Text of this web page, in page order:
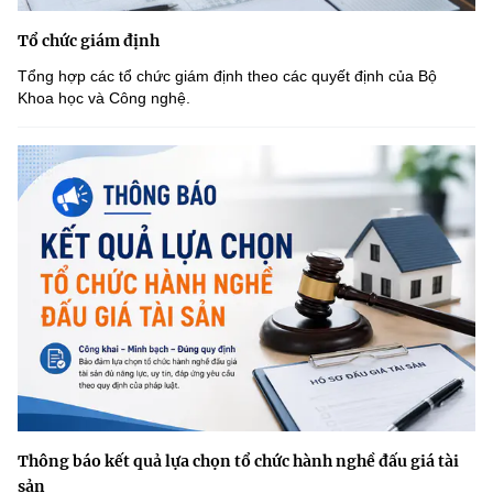
Tổ chức giám định
Tổng hợp các tổ chức giám định theo các quyết định của Bộ
Khoa học và Công nghệ.
Thông báo kết quả lựa chọn tổ chức hành nghề đấu giá tài
sản